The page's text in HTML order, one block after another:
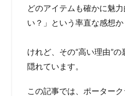
どのアイテムも確かに魅
い？」という率直な感想か
けれど、その“高い理由”の
隠れています。
この記事では、ポーター